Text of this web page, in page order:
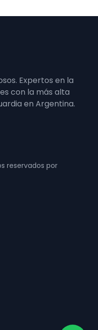
Expertos en la
con la más alta
en Argentina.
reservados por